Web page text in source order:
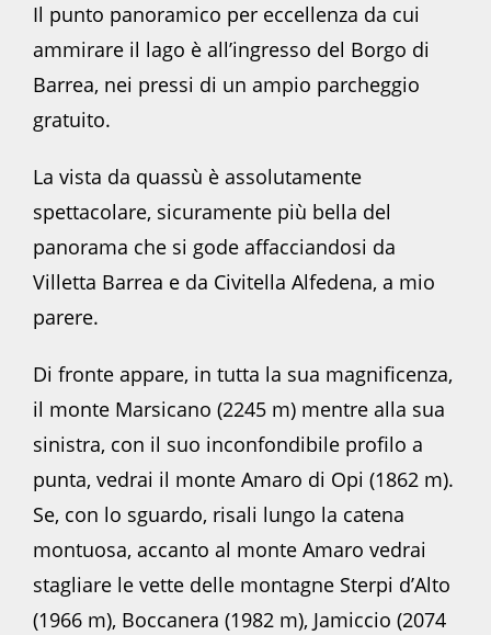
Il punto panoramico per eccellenza da cui
ammirare il lago è all’ingresso del Borgo di
Barrea, nei pressi di un ampio parcheggio
gratuito.
La vista da quassù è assolutamente
spettacolare, sicuramente più bella del
panorama che si gode affacciandosi da
Villetta Barrea e da Civitella Alfedena, a mio
parere.
Di fronte appare, in tutta la sua magnificenza,
il monte Marsicano (2245 m) mentre alla sua
sinistra, con il suo inconfondibile profilo a
punta, vedrai il monte Amaro di Opi (1862 m).
Se, con lo sguardo, risali lungo la catena
montuosa, accanto al monte Amaro vedrai
stagliare le vette delle montagne Sterpi d’Alto
(1966 m), Boccanera (1982 m), Jamiccio (2074